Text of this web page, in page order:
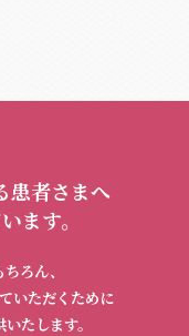
患者さまへ
ます。
ろん、
いただくために
たします。